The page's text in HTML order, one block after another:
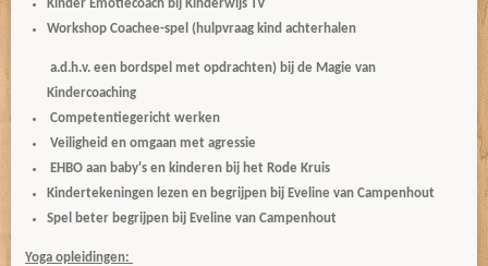
Kinder Emotiecoach bij Kinderwijs TV
Workshop Coachee-spel (hulpvraag kind achterhalen
a.d.h.v. een bordspel met opdrachten) bij de Magie van
Kindercoaching
Competentiegericht werken
Veiligheid en omgaan met agressie
EHBO aan baby's en kinderen bij het Rode Kruis
Kindertekeningen lezen en begrijpen bij Eveline van Campenhout
Spel beter begrijpen bij Eveline van Campenhout
Yoga opleidingen: